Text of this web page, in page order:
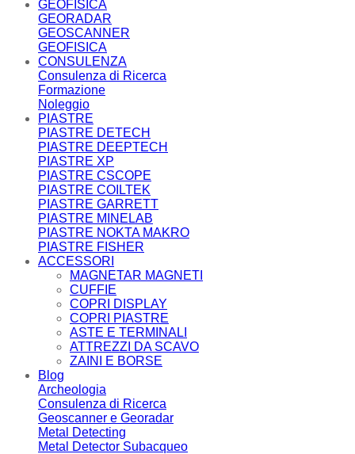
GEOFISICA
GEORADAR
GEOSCANNER
GEOFISICA
CONSULENZA
Consulenza di Ricerca
Formazione
Noleggio
PIASTRE
PIASTRE DETECH
PIASTRE DEEPTECH
PIASTRE XP
PIASTRE CSCOPE
PIASTRE COILTEK
PIASTRE GARRETT
PIASTRE MINELAB
PIASTRE NOKTA MAKRO
PIASTRE FISHER
ACCESSORI
MAGNETAR MAGNETI
CUFFIE
COPRI DISPLAY
COPRI PIASTRE
ASTE E TERMINALI
ATTREZZI DA SCAVO
ZAINI E BORSE
Blog
Archeologia
Consulenza di Ricerca
Geoscanner e Georadar
Metal Detecting
Metal Detector Subacqueo